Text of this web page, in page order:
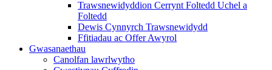
Trawsnewidyddion Cerrynt Foltedd Uchel a
Foltedd
Dewis Cynnyrch Trawsnewidydd
Ffitiadau ac Offer Awyrol
Gwasanaethau
Canolfan lawrlwytho